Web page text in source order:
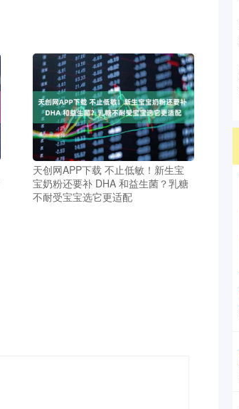
天创网APP下载 不止低敏！新生宝
宝奶粉还要补 DHA 和益生菌？乳糖
不耐受宝宝选它更适配